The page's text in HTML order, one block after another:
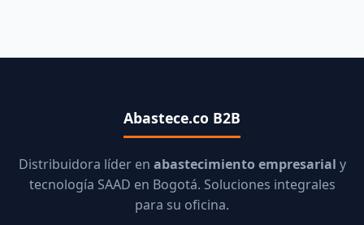
Abastece.co B2B
Distribuidora líder en abastecimiento empresarial y
tecnología SAAD en Bogotá. Soluciones integrales
para su oficina.